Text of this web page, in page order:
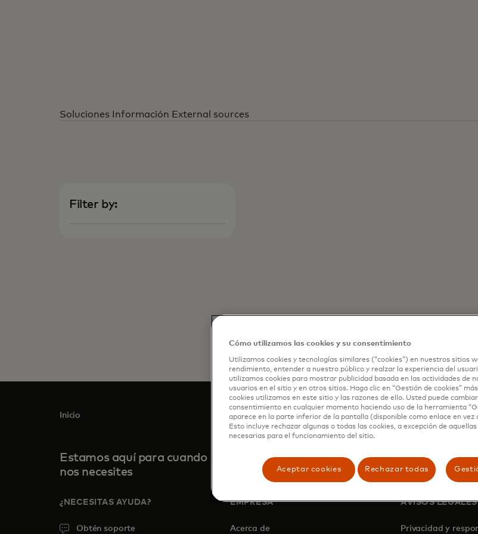
Soluciones Información External sources
Filter by:
Inicio
Estamos aquí para cuando
nos necesites
¿NECESITAS AYUDA?
Obtén soporte
EMPRESA
Acerca de
AVISOS
Privacidad y
Cómo utilizamos las cookies y su consentimiento
Utilizamos cookies y tecnologías similares (“cookies”) en nuestros sitios
rendimiento, entender a nuestro público y realzar la experiencia del
utilizamos cookies para mostrar publicidad basada en las actividades de
usuarios en el sitio y en otros sitios. Haga clic en “Gestión de cookies”
cookies utilizamos en este sitio y las razones de ello. Usted puede
consentimiento en cualquier momento haciendo uso de la herramienta
aparece en la parte inferior de la pantalla (disponible como enlace en vez
Esto incluye rechazar algunas o todas las cookies, a excepción de
necesarias para el funcionamiento del sitio.
Aceptar cookies Rechazar todas